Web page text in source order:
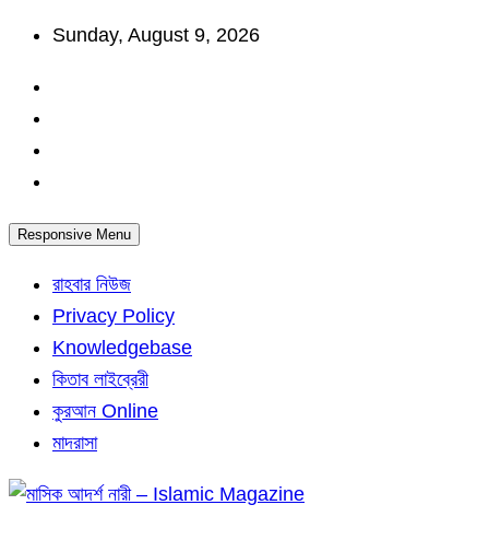
Skip
content
Sunday, August 9, 2026
Responsive Menu
রাহবার নিউজ
Privacy Policy
Knowledgebase
কিতাব লাইব্রেরী
কুরআন Online
মাদরাসা